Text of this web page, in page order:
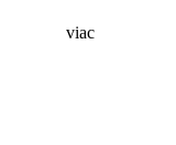
viac